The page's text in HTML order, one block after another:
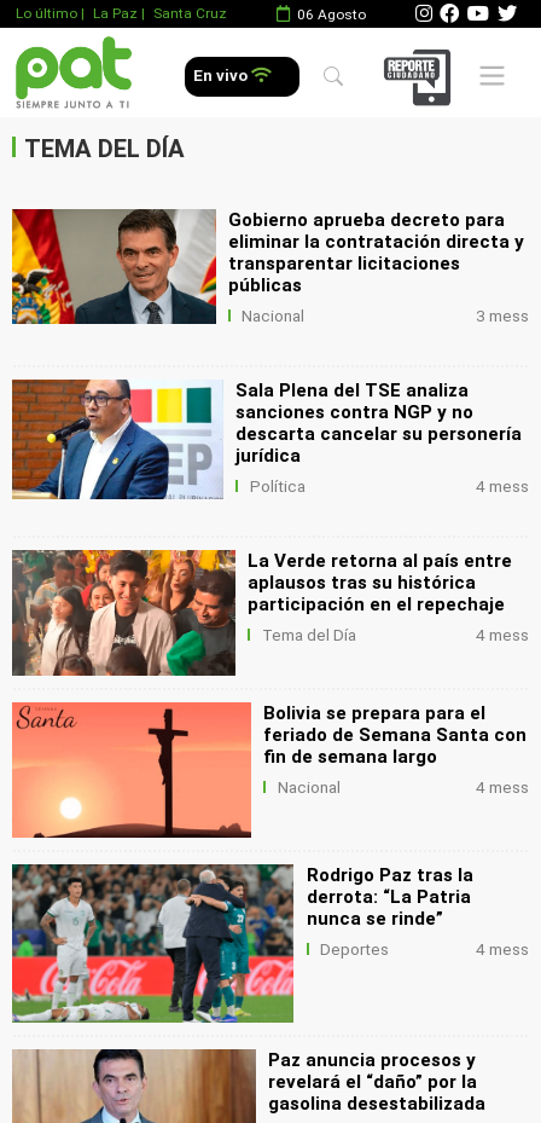
Lo último | La Paz | Santa Cruz 06 Agosto
En vivo Mobile
TEMA DEL DÍA
.
Gobierno aprueba decreto para
eliminar la contratación directa y
transparentar licitaciones
públicas
Nacional 3 mess
Sala Plena del TSE analiza
sanciones contra NGP y no
descarta cancelar su personería
jurídica
Política 4 mess
La Verde retorna al país entre
aplausos tras su histórica
participación en el repechaje
Tema del Día 4 mess
Bolivia se prepara para el
feriado de Semana Santa con
fin de semana largo
Nacional 4 mess
Rodrigo Paz tras la
derrota: “La Patria
nunca se rinde”
Deportes 4 mess
Paz anuncia procesos y
revelará el “daño” por la
gasolina desestabilizada